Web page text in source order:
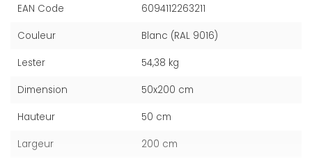
EAN Code 6094112263211
Couleur Blanc (RAL 9016)
Lester 54,38 kg
Dimension 50x200 cm
Hauteur 50 cm
Largeur 200 cm